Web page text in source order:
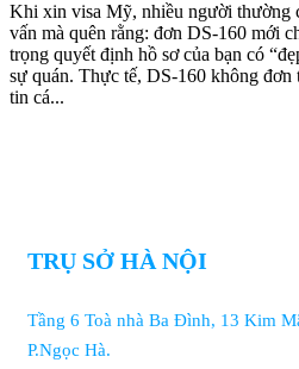
Khi xin visa Mỹ, nhiều người thường
vấn mà quên rằng: đơn DS-160 mới
trọng quyết định hồ sơ của bạn có
sự quán. Thực tế, DS-160 không đơn
tin cá...
TRỤ SỞ HÀ NỘI
Tầng 6 Toà nhà Ba Đình, 13 Kim
P.Ngọc Hà.